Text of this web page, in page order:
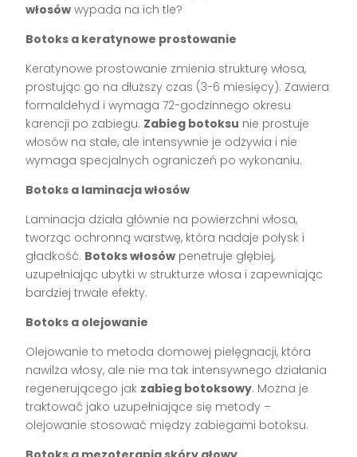
włosów wypada na ich tle?
Botoks a keratynowe prostowanie
Keratynowe prostowanie zmienia strukturę włosa,
prostując go na dłuższy czas (3-6 miesięcy). Zawiera
formaldehyd i wymaga 72-godzinnego okresu
karencji po zabiegu. Zabieg botoksu nie prostuje
włosów na stałe, ale intensywnie je odżywia i nie
wymaga specjalnych ograniczeń po wykonaniu.
Botoks a laminacja włosów
Laminacja działa głównie na powierzchni włosa,
tworząc ochronną warstwę, która nadaje połysk i
gładkość. Botoks włosów penetruje głębiej,
uzupełniając ubytki w strukturze włosa i zapewniając
bardziej trwałe efekty.
Botoks a olejowanie
Olejowanie to metoda domowej pielęgnacji, która
nawilża włosy, ale nie ma tak intensywnego działania
regenerującego jak zabieg botoksowy. Można je
traktować jako uzupełniające się metody –
olejowanie stosować między zabiegami botoksu.